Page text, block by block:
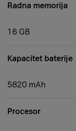
Radna memorija
16 GB
Kapacitet baterije
5820 mAh
Procesor